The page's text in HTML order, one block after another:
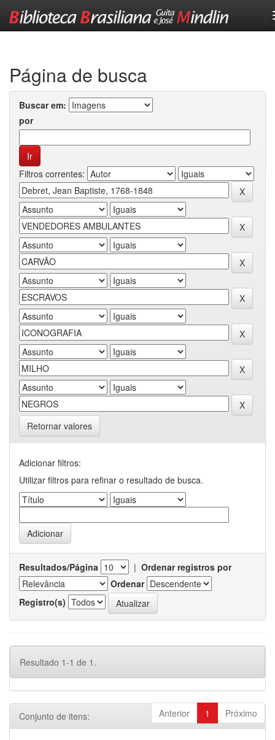
Página de busca
Buscar em:
por
Filtros correntes:
Retornar valores
Adicionar filtros:
Utilizar filtros para refinar o resultado de busca.
Resultados/Página | Ordenar registros por
Ordenar
Registro(s)
Resultado 1-1 de 1.
Anterior 1 Próximo
Conjunto de itens: